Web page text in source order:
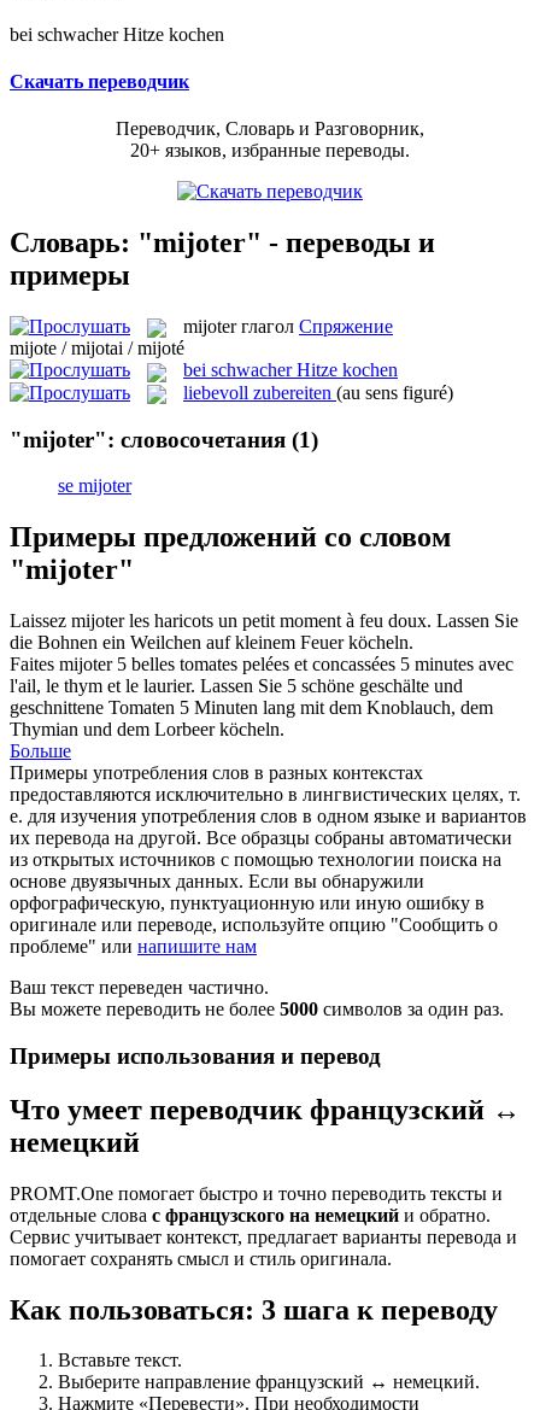
bei schwacher Hitze kochen
Скачать переводчик
Переводчик, Словарь и Разговорник,
20+ языков, избранные переводы.
Словарь: "mijoter" - переводы и
примеры
mijoter глагол Спряжение
mijote / mijotai / mijoté
bei schwacher Hitze kochen
liebevoll zubereiten (au sens figuré)
"mijoter": словосочетания (1)
se mijoter
Примеры предложений со словом
"mijoter"
Laissez mijoterles haricots un petit moment à feu doux. Lassen Sie
die Bohnen ein Weilchen auf kleinem Feuerköcheln.
Faites mijoter5 belles tomates pelées et concassées 5 minutes avec
l'ail, le thym et le laurier. Lassen Sie 5 schöne geschälte und
geschnittene Tomaten 5 Minuten lang mit dem Knoblauch, dem
Thymian und dem Lorbeerköcheln.
Больше
Примеры употребления слов в разных контекстах
предоставляются исключительно в лингвистических целях, т.
е. для изучения употребления слов в одном языке и вариантов
их перевода на другой. Все образцы собраны автоматически
из открытых источников с помощью технологии поиска на
основе двуязычных данных. Если вы обнаружили
орфографическую, пунктуационную или иную ошибку в
оригинале или переводе, используйте опцию "Сообщить о
проблеме" или напишите нам
Ваш текст переведен частично.
Вы можете переводить не более 5000 символов за один раз.
Примеры использования и перевод
Что умеет переводчик французский ↔
немецкий
PROMT.One помогает быстро и точно переводить тексты и
отдельные слова с французского на немецкий и обратно.
Сервис учитывает контекст, предлагает варианты перевода и
помогает сохранять смысл и стиль оригинала.
Как пользоваться: 3 шага к переводу
Вставьте текст.
Выберите направление французский ↔ немецкий.
Нажмите «Перевести». При необходимости